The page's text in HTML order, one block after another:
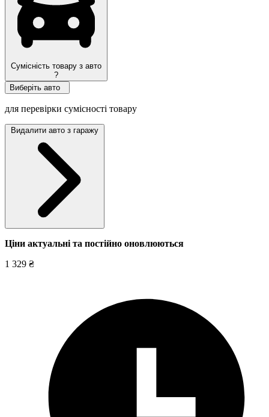
Сумісність товару з авто
?
Виберіть авто
для перевірки сумісності товару
Видалити авто з гаражу
Ціни актуальні та постійно оновлюються
1 329 ₴